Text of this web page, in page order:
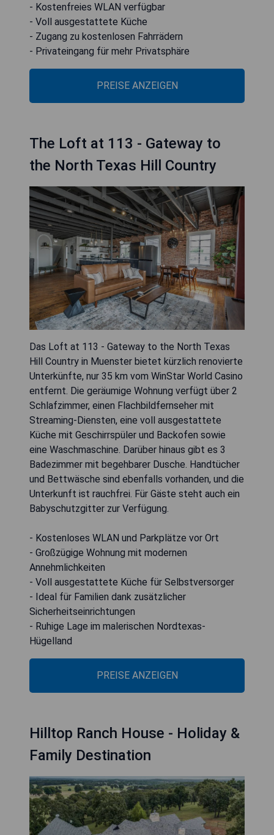
- Kostenfreies WLAN verfügbar
- Voll ausgestattete Küche
- Zugang zu kostenlosen Fahrrädern
- Privateingang für mehr Privatsphäre
PREISE ANZEIGEN
The Loft at 113 - Gateway to
the North Texas Hill Country
Das Loft at 113 - Gateway to the North Texas
Hill Country in Muenster bietet kürzlich renovierte
Unterkünfte, nur 35 km vom WinStar World Casino
entfernt. Die geräumige Wohnung verfügt über 2
Schlafzimmer, einen Flachbildfernseher mit
Streaming-Diensten, eine voll ausgestattete
Küche mit Geschirrspüler und Backofen sowie
eine Waschmaschine. Darüber hinaus gibt es 3
Badezimmer mit begehbarer Dusche. Handtücher
und Bettwäsche sind ebenfalls vorhanden, und die
Unterkunft ist rauchfrei. Für Gäste steht auch ein
Babyschutzgitter zur Verfügung.
- Kostenloses WLAN und Parkplätze vor Ort
- Großzügige Wohnung mit modernen
Annehmlichkeiten
- Voll ausgestattete Küche für Selbstversorger
- Ideal für Familien dank zusätzlicher
Sicherheitseinrichtungen
- Ruhige Lage im malerischen Nordtexas-
Hügelland
PREISE ANZEIGEN
Hilltop Ranch House - Holiday &
Family Destination